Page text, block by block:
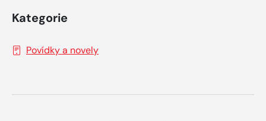
Kategorie
Povídky a novely